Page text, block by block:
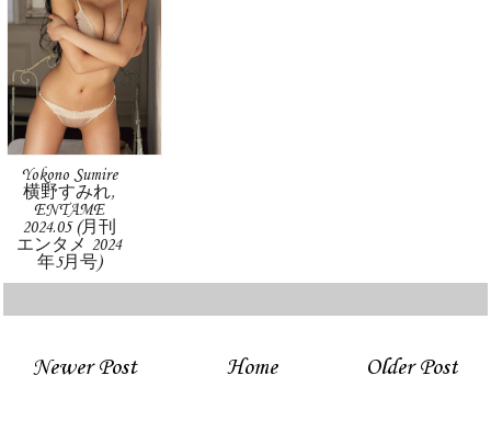
Yokono Sumire
横野すみれ,
ENTAME
2024.05 (月刊
エンタメ 2024
年5月号)
Newer Post Older Post
Home